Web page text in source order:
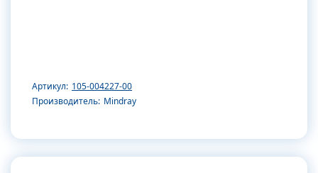
Артикул: 105-004227-00
Производитель: Mindray